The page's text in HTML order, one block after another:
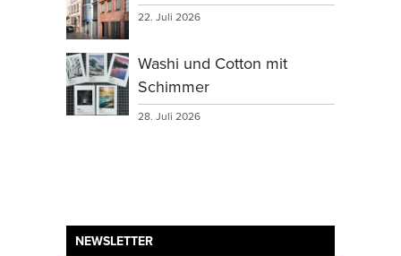
22. Juli 2026
Washi und Cotton mit
Schimmer
28. Juli 2026
NEWSLETTER